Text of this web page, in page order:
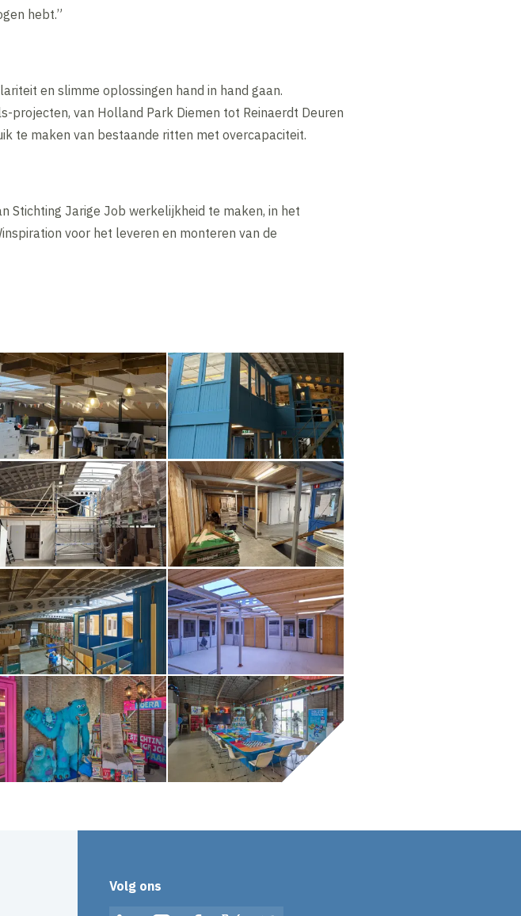
hebt.”
en slimme oplossingen hand in hand gaan.
projecten, van Holland Park Diemen tot Reinaerdt Deuren
te maken van bestaande ritten met overcapaciteit.
Stichting Jarige Job werkelijkheid te maken, in het
voor het leveren en monteren van de
Volg ons